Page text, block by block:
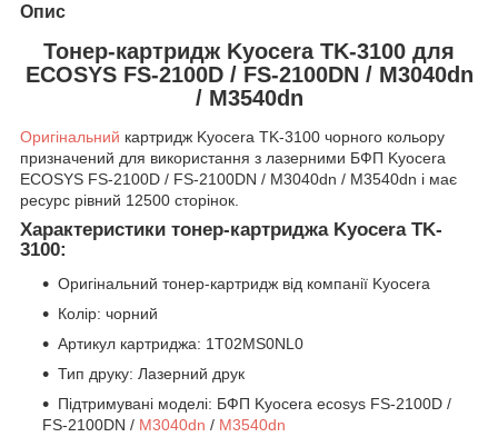
Опис
Тонер-картридж Kyocera TK-3100 для
ECOSYS FS-2100D / FS-2100DN / M3040dn
/ M3540dn
Оригінальний картридж Kyocera TK-3100 чорного кольору
призначений для використання з лазерними БФП Kyocera
ECOSYS FS-2100D / FS-2100DN / M3040dn / M3540dn і має
ресурс рівний 12500 сторінок.
Характеристики тонер-картриджа Kyocera TK-
3100:
Оригінальний тонер-картридж від компанії Kyocera
Колір: чорний
Артикул картриджа: 1T02MS0NL0
Тип друку: Лазерний друк
Підтримувані моделі: БФП Kyocera ecosys FS-2100D /
FS-2100DN / M3040dn / M3540dn